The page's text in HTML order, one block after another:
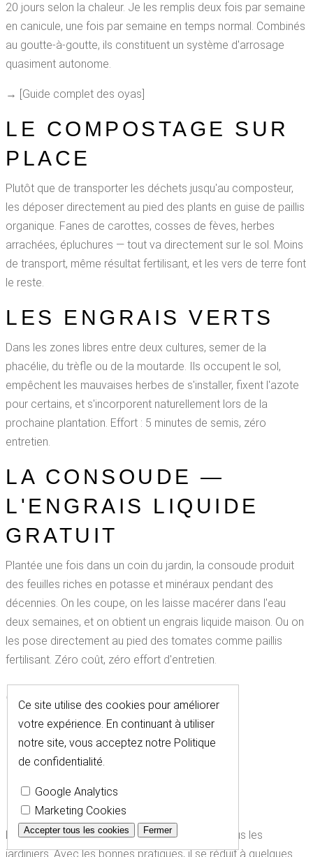
20 jours selon la chaleur. Je les remplis deux fois par semaine
en canicule, une fois par semaine en temps normal. Combinés
au goutte-à-goutte, ils constituent un système d'arrosage
quasiment autonome.
→ [Guide complet des oyas]
LE COMPOSTAGE SUR
PLACE
Plutôt que de transporter les déchets jusqu'au composteur,
les déposer directement au pied des plants en guise de paillis
organique. Fanes de carottes, cosses de fèves, herbes
arrachées, épluchures — tout va directement sur le sol. Moins
de transport, même résultat fertilisant, et les vers de terre font
le reste.
LES ENGRAIS VERTS
Dans les zones libres entre deux cultures, semer de la
phacélie, du trèfle ou de la moutarde. Ils occupent le sol,
empêchent les mauvaises herbes de s'installer, fixent l'azote
pour certains, et s'incorporent naturellement lors de la
prochaine plantation. Effort : 5 minutes de semis, zéro
entretien.
LA CONSOUDE —
L'ENGRAIS LIQUIDE
GRATUIT
Plantée une fois dans un coin du jardin, la consoude produit
des feuilles riches en potasse et minéraux pendant des
décennies. On les coupe, on les laisse macérer dans l'eau
deux semaines, et on obtient un engrais liquide maison. Ou on
les pose directement au pied des tomates comme paillis
fertilisant. Zéro coût, zéro effort d'entretien.
GÉRER LES
MAUVAISES
HERBES SANS
EFFORT
Le désherbage est la tâche qui décourage le plus les
jardiniers. Avec les bonnes pratiques, il se réduit à quelques
Ce site utilise des cookies pour améliorer
votre expérience. En continuant à utiliser
notre site, vous acceptez notre Politique
de confidentialité.
Google Analytics
Marketing Cookies
Accepter tous les cookies Fermer